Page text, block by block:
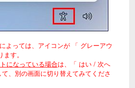
よっては、アイコンが 「 グレーアウ
す。
になっている場合は、「 はい / 次へ
、別の画面に切り替えてみてくださ